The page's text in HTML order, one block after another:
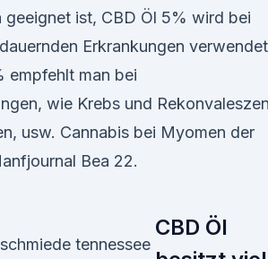
geeignet ist, CBD Öl 5% wird bei
Erkrankungen verwendet
empfehlt man bei
wie Krebs und
usw. Cannabis bei Myomen der
Bea 22.
CBD Öl